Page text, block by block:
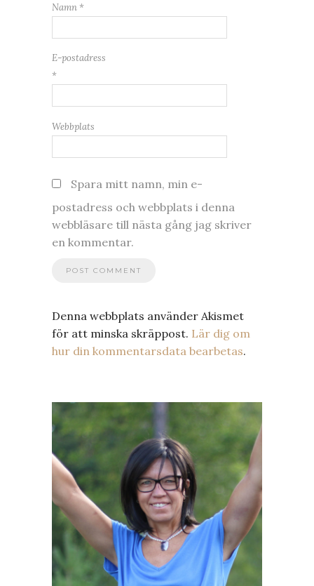
Namn *
E-postadress
*
Webbplats
Spara mitt namn, min e-
postadress och webbplats i denna
webbläsare till nästa gång jag skriver
en kommentar.
Denna webbplats använder Akismet
för att minska skräppost. Lär dig om
hur din kommentarsdata bearbetas.